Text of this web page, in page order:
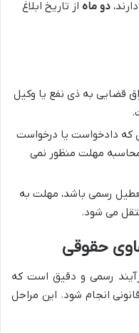
دو ماه از تاریخ ابلاغ
قضایی به ذی نفع یا وکیل
که دادخواست یا درخواست
مهلت منظور نمی
رسمی باشد، مهلت به
می شود.
حقوقی
رسمی و دقیق است که
انجام شود. این مراحل